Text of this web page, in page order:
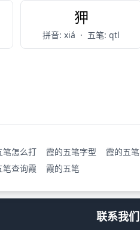
狎
拼音: xiá · 五笔: qtl
笔怎么打 霞的五笔字型
霞的五笔
笔查询霞 霞的五笔
联系我们